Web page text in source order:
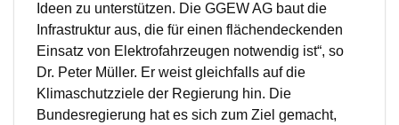
Ideen zu unterstützen. Die GGEW AG baut die
Infrastruktur aus, die für einen flächendeckenden
Einsatz von Elektrofahrzeugen notwendig ist“, so
Dr. Peter Müller. Er weist gleichfalls auf die
Klimaschutzziele der Regierung hin. Die
Bundesregierung hat es sich zum Ziel gemacht,